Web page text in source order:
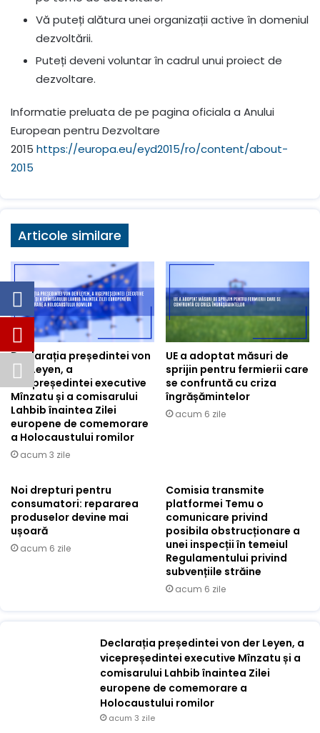
Vă puteți alătura unei organizații active în domeniul
dezvoltării.
Puteți deveni voluntar în cadrul unui proiect de
dezvoltare.
Informatie preluata de pe pagina oficiala a Anului
European pentru Dezvoltare
2015 https://europa.eu/eyd2015/ro/content/about-
2015
Articole similare
Declarația președintei von
der Leyen, a
vicepreședintei executive
Mînzatu și a comisarului
Lahbib înaintea Zilei
europene de comemorare
a Holocaustului romilor
acum 3 zile
UE a adoptat măsuri de
sprijin pentru fermierii care
se confruntă cu criza
îngrășămintelor
acum 6 zile
Noi drepturi pentru
consumatori: repararea
produselor devine mai
ușoară
acum 6 zile
Comisia transmite
platformei Temu o
comunicare privind
posibila obstrucționare a
unei inspecții în temeiul
Regulamentului privind
subvențiile străine
acum 6 zile
Declarația președintei von der Leyen, a
vicepreședintei executive Mînzatu și a
comisarului Lahbib înaintea Zilei
europene de comemorare a
Holocaustului romilor
acum 3 zile